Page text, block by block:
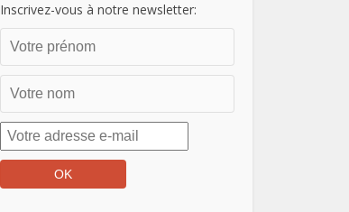
Inscrivez-vous à notre newsletter: